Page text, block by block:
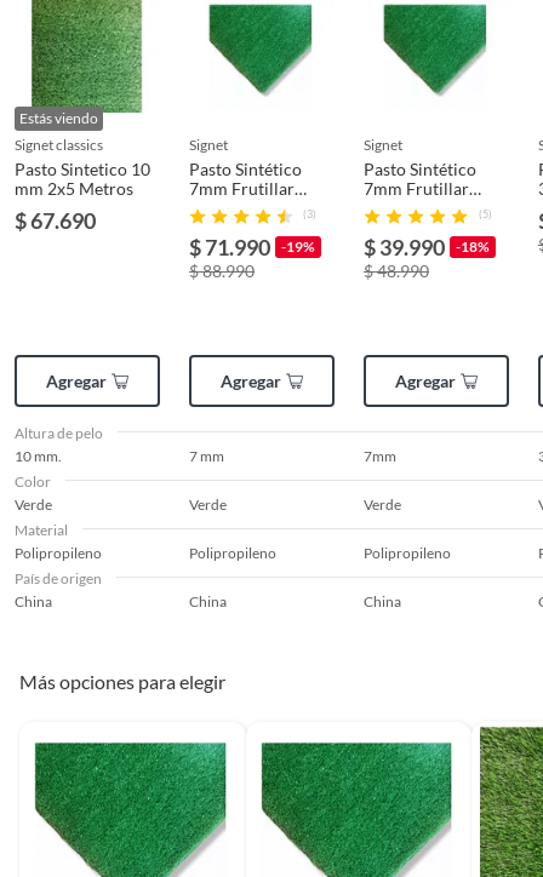
Estás viendo
signet classics
Pasto Sintetico 10
mm 2x5 Metros
$ 67.690
Agregar
signet
Pasto Sintético
7mm Frutillar
Rollo 2x10 Metros
Signet
(3)
$ 71.990 -19%
$ 88.990
Agregar
signet
Pasto Sintético
7mm Frutillar
Rollo 2x5 Metros
Signet
(5)
$ 39.990 -18%
$ 48.990
Agregar
Altura de pelo
10 mm.
7 mm 7mm
Color
Verde
Verde Verde
Material
Polipropileno
Polipropileno Polipropileno
País de origen
China
China China
Más opciones para elegir